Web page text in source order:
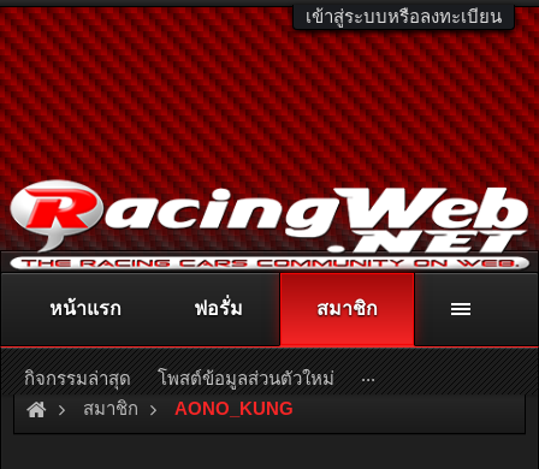
เข้าสู่ระบบหรือลงทะเบียน
ติดต่อลงโฆษณา racingweb@gmail.comหรือโทร. 081-811-1138
หรืออ่านรายละเอียดเพิ่มเติม คลิกที่นี่
สมาชิก AONO_KUNG
หน้าแรก ฟอรั่ม สมาชิก
กิจกรรมล่าสุด โพสต์ข้อมูลส่วนตัวใหม่ ...